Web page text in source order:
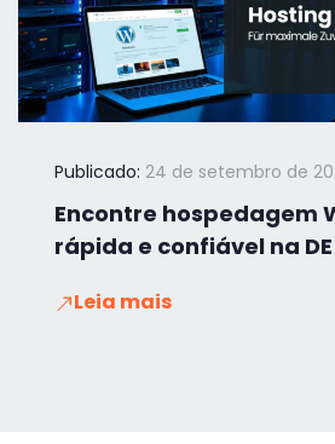
Publicado: 24 de setembro de
Encontre hospedagem
rápida e confiável na DE
Leia mais